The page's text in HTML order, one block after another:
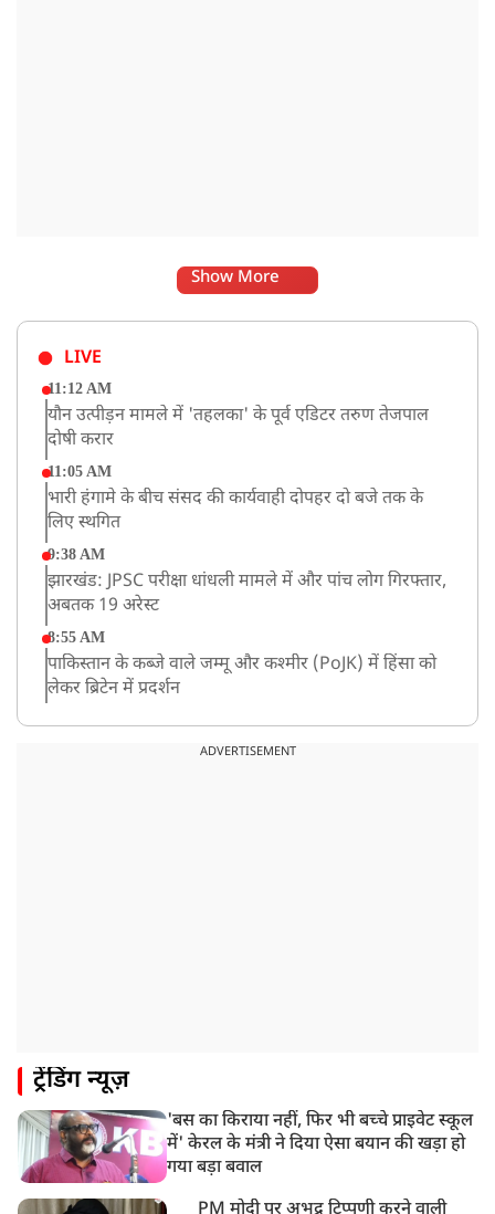
Show More
LIVE
11:12 AM
यौन उत्पीड़न मामले में 'तहलका' के पूर्व एडिटर तरुण तेजपाल
दोषी करार
11:05 AM
भारी हंगामे के बीच संसद की कार्यवाही दोपहर दो बजे तक के
लिए स्थगित
9:38 AM
झारखंड: JPSC परीक्षा धांधली मामले में और पांच लोग गिरफ्तार,
अबतक 19 अरेस्ट
8:55 AM
पाकिस्तान के कब्जे वाले जम्मू और कश्मीर (PoJK) में हिंसा को
लेकर ब्रिटेन में प्रदर्शन
बसपा के इकलौते विधायक उमाशंकर सिंह का देर रात निधन,
ADVERTISEMENT
ट्रेंडिंग न्यूज़
'बस का किराया नहीं, फिर भी बच्चे प्राइवेट स्कूल
में' केरल के मंत्री ने दिया ऐसा बयान की खड़ा हो
गया बड़ा बवाल